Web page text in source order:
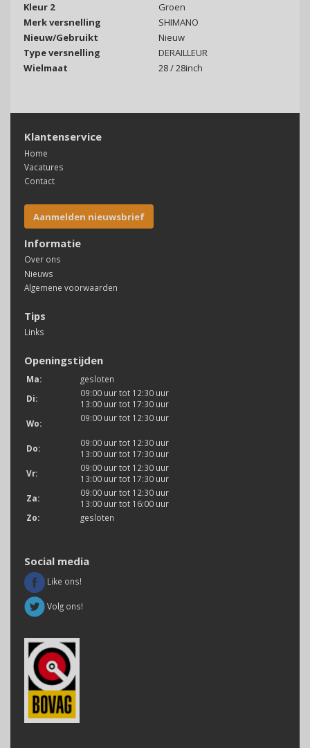
Kleur 2
Groen
Merk versnelling
SHIMANO
Nieuw/Gebruikt
Nieuw
Type versnelling
DERAILLEUR
Wielmaat
28 / 28inch
Klantenservice
Home
Vacatures
Contact
Aanmelden nieuwsbrief
Informatie
Over ons
Nieuws
Algemene voorwaarden
Tips
Links
Openingstijden
Ma:
gesloten
Di:
09:00 uur tot 12:30 uur
13:00 uur tot 17:30 uur
Wo:
09:00 uur tot 12:30 uur
Do:
09:00 uur tot 12:30 uur
13:00 uur tot 17:30 uur
Vr:
09:00 uur tot 12:30 uur
13:00 uur tot 17:30 uur
Za:
09:00 uur tot 12:30 uur
13:00 uur tot 16:00 uur
Zo:
gesloten
Social media
Like ons!
Volg ons!